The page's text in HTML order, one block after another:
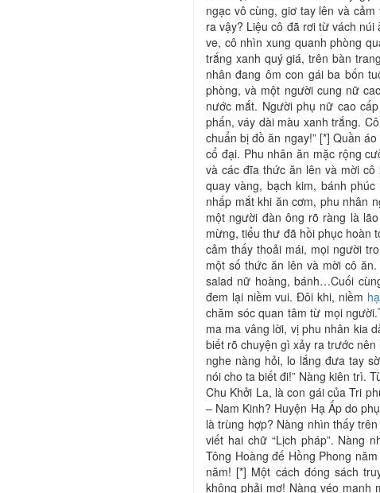
ngạc vô cùng, giơ tay lên và
ra vậy? Liệu cô đã rơi từ vách
ve, cô nhìn xung quanh phòng
trắng xanh quý giá, trên bàn
nhân đang ôm con gái ba bốn
phòng, và một người cung nữ
nước mắt. Người phụ nữ cao
phấn, váy dài màu xanh trắng.
chuẩn bị đồ ăn ngay!” [*] Quần
cổ đại. Phu nhân ăn mặc rộng
và các đĩa thức ăn lên và mời
quay vàng, bạch kim, bánh
nhấp mắt khi ăn cơm, phu nhân
một người đàn ông rõ ràng là
mừng, tiểu thư đã hồi phục hoàn
cảm thấy thoải mái, mọi người
một số thức ăn lên và mời cô
salad nữ hoàng, bánh…Cuối
đem lại niềm vui. Đôi khi, niềm
chăm sóc quan tâm từ mọi
ma ma vâng lời, vị phu nhân kia
biết rõ chuyện gì xảy ra trước
nghe nàng hỏi, lo lắng đưa tay
nói cho ta biết đi!” Nàng kiên trì.
Chu Khởi La, là con gái của Tri
– Nam Kinh? Huyện Hạ Ấp do
là trùng hợp? Nàng nhìn thấy
viết hai chữ “Lịch pháp”. Nàng
Tông Hoàng đế Hồng Phong
năm! [*] Một cách đóng sách
không phải mơ! Nàng véo mạnh